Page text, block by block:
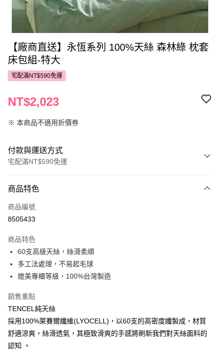
【廠商直送】永恆系列 100%天絲 森林綠 枕套
床包組-特大
宅配滿NT$590免運
NT$2,023
※ 本商品不適用折價券
付款與運送方式
宅配滿NT$590免運
POYA支付
信用卡一次付款
Apple Pay
街口支付
Google Pay
AFTEE先享後付
相關說明
【關於「AFTEE先享後付」】
商品特色
商品編號
8505433
商品特色
60支高級天絲，絲滑柔順
多工法處理，不易起毛球
媲美專櫃等級，100%台灣製造
銷售重點
TENCEL純天絲
採用100%萊賽爾纖維(LYOCELL)，以60支的高密度纖製成，材質
舒適涼爽，絲滑透氣，其極致滑爽的手感將刷新我們對天絲面料的
認知 。